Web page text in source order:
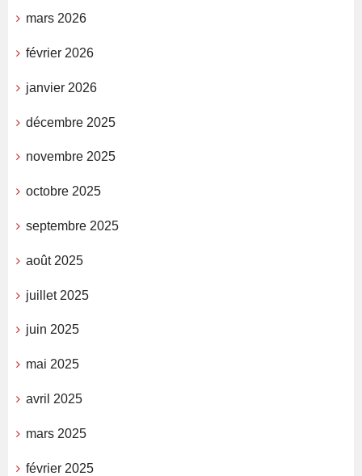
mars 2026
février 2026
janvier 2026
décembre 2025
novembre 2025
octobre 2025
septembre 2025
août 2025
juillet 2025
juin 2025
mai 2025
avril 2025
mars 2025
février 2025